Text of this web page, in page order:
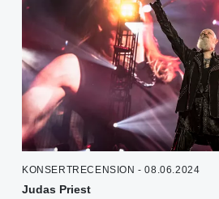
KONSERTRECENSION - 08.06.2024
Judas Priest